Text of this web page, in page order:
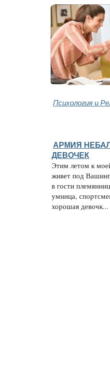
Психология и
АРМИЯ
ДЕВОЧЕК
Этим летом к
живет под
в гости
умница,
хорошая девочк...